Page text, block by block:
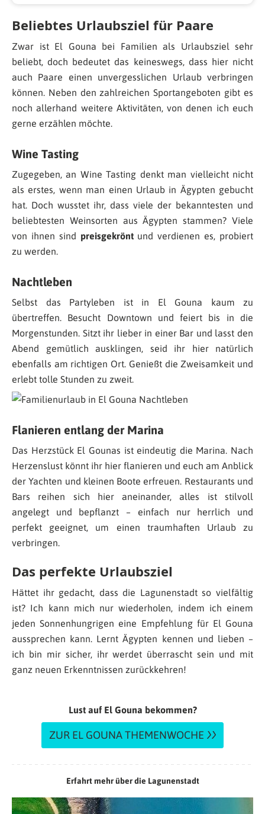
Beliebtes Urlaubsziel für Paare
Zwar ist El Gouna bei Familien als Urlaubsziel sehr
beliebt, doch bedeutet das keineswegs, dass hier nicht
auch Paare einen unvergesslichen Urlaub verbringen
können. Neben den zahlreichen Sportangeboten gibt es
noch allerhand weitere Aktivitäten, von denen ich euch
gerne erzählen möchte.
Wine Tasting
Zugegeben, an Wine Tasting denkt man vielleicht nicht
als erstes, wenn man einen Urlaub in Ägypten gebucht
hat. Doch wusstet ihr, dass viele der bekanntesten und
beliebtesten Weinsorten aus Ägypten stammen? Viele
von ihnen sind preisgekröntund verdienen es, probiert
zu werden.
Nachtleben
Selbst das Partyleben ist in El Gouna kaum zu
übertreffen. Besucht Downtown und feiert bis in die
Morgenstunden. Sitzt ihr lieber in einer Bar und lasst den
Abend gemütlich ausklingen, seid ihr hier natürlich
ebenfalls am richtigen Ort. Genießt die Zweisamkeit und
erlebt tolle Stunden zu zweit.
Flanieren entlang der Marina
Das Herzstück El Gounas ist eindeutig die Marina. Nach
Herzenslust könnt ihr hier flanieren und euch am Anblick
der Yachten und kleinen Boote erfreuen. Restaurants und
Bars reihen sich hier aneinander, alles ist stilvoll
angelegt und bepflanzt – einfach nur herrlich und
perfekt geeignet, um einen traumhaften Urlaub zu
verbringen.
Das perfekte Urlaubsziel
Hättet ihr gedacht, dass die Lagunenstadt so vielfältig
ist? Ich kann mich nur wiederholen, indem ich einem
jeden Sonnenhungrigen eine Empfehlung für El Gouna
aussprechen kann. Lernt Ägypten kennen und lieben –
ich bin mir sicher, ihr werdet überrascht sein und mit
ganz neuen Erkenntnissen zurückkehren!
Lust auf El Gouna bekommen?
ZUR EL GOUNA THEMENWOCHE
Erfahrt mehr über die Lagunenstadt